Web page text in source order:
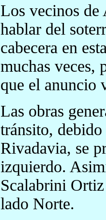
Los vecinos de
hablar del
cabecera en
muchas veces,
que el anuncio
Las obras
tránsito,
Rivadavia, se
izquierdo.
Scalabrini
lado Norte.